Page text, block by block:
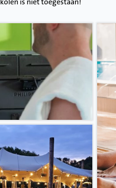
kolen is niet toegestaan!